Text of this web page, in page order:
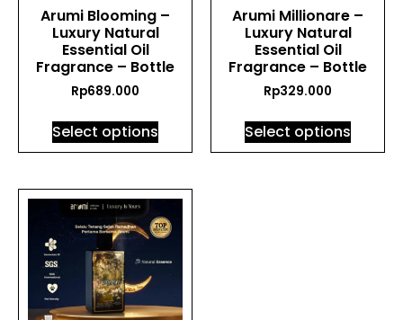
Arumi Blooming –
Luxury Natural
Essential Oil
Fragrance – Bottle
Rp689.000
Select options
Arumi Millionare –
Luxury Natural
Essential Oil
Fragrance – Bottle
Rp329.000
Select options